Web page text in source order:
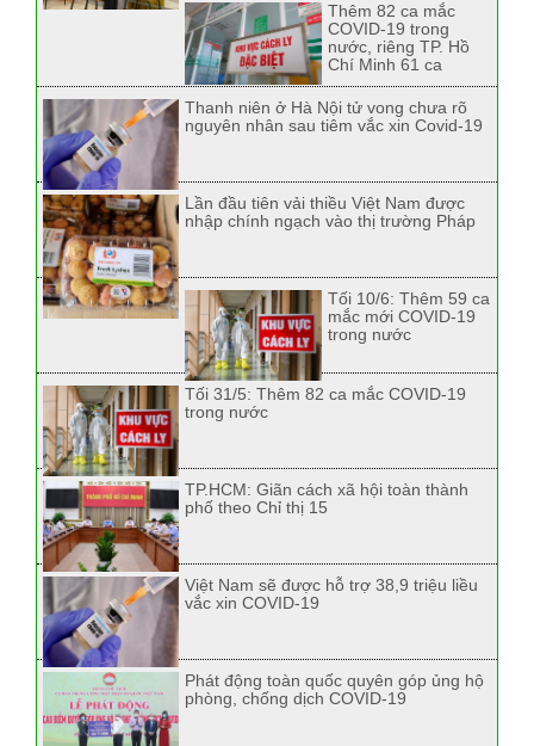
Thêm 82 ca mắc
COVID-19 trong
nước, riêng TP. Hồ
Chí Minh 61 ca
Thanh niên ở Hà Nội tử vong chưa rõ
nguyên nhân sau tiêm vắc xin Covid-19
Lần đầu tiên vải thiều Việt Nam được
nhập chính ngạch vào thị trường Pháp
Tối 10/6: Thêm 59 ca
mắc mới COVID-19
trong nước
Tối 31/5: Thêm 82 ca mắc COVID-19
trong nước
TP.HCM: Giãn cách xã hội toàn thành
phố theo Chỉ thị 15
Việt Nam sẽ được hỗ trợ 38,9 triệu liều
vắc xin COVID-19
Phát động toàn quốc quyên góp ủng hộ
phòng, chống dịch COVID-19